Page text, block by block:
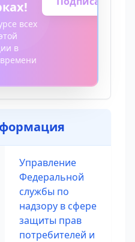
всех
в
Управление
Федеральной
службы по
надзору в сфере
защиты прав
потребителей и